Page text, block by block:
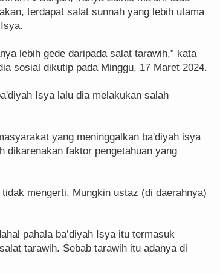
terdapat salat sunnah yang lebih utama
lebih gede daripada salat tarawih,” kata
sosial dikutip pada Minggu, 17 Maret 2024.
Isya lalu dia melakukan salah
yang meninggalkan ba'diyah isya
dikarenakan faktor pengetahuan yang
mengerti. Mungkin ustaz (di daerahnya)
pahala ba’diyah Isya itu termasuk
tarawih. Sebab tarawih itu adanya di